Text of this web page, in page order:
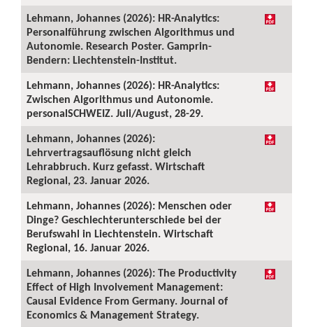
Lehmann, Johannes (2026): HR-Analytics:
Personalführung zwischen Algorithmus und
Autonomie. Research Poster. Gamprin-
Bendern: Liechtenstein-Institut.
Lehmann, Johannes (2026): HR-Analytics:
Zwischen Algorithmus und Autonomie.
personalSCHWEIZ. Juli/August, 28-29.
Lehmann, Johannes (2026):
Lehrvertragsauflösung nicht gleich
Lehrabbruch. Kurz gefasst. Wirtschaft
Regional, 23. Januar 2026.
Lehmann, Johannes (2026): Menschen oder
Dinge? Geschlechterunterschiede bei der
Berufswahl in Liechtenstein. Wirtschaft
Regional, 16. Januar 2026.
Lehmann, Johannes (2026): The Productivity
Effect of High Involvement Management:
Causal Evidence From Germany. Journal of
Economics & Management Strategy.